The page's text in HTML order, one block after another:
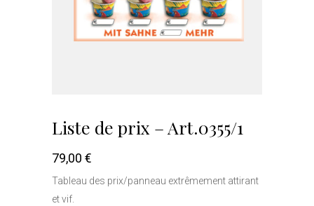
Liste de prix – Art.0355/1
79,00 €
Tableau des prix/panneau extrêmement attirant
et vif.